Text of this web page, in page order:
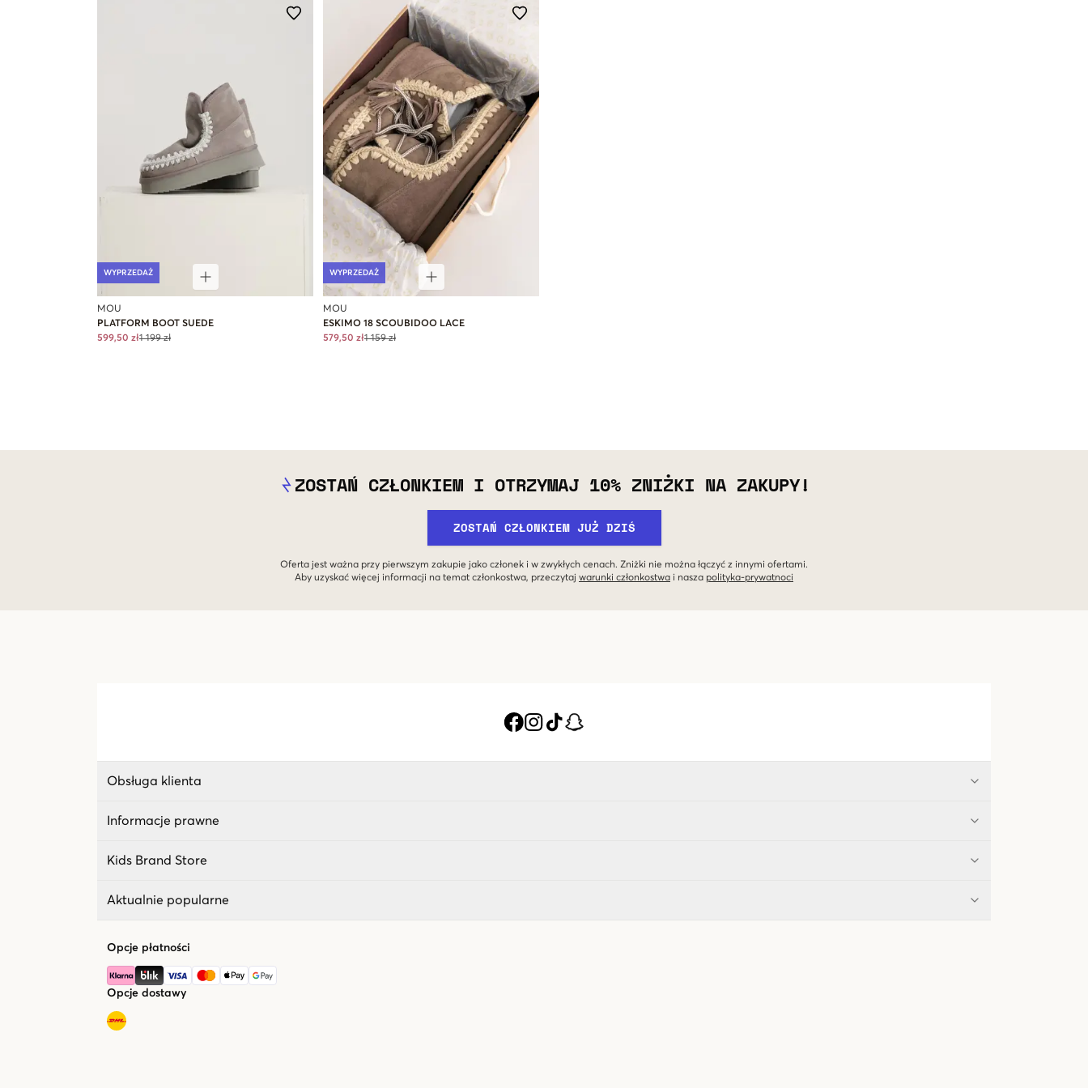
WYPRZEDAŻ
MOU
PLATFORM BOOT SUEDE
599,50 zł1 199 zł
WYPRZEDAŻ
MOU
ESKIMO 18 SCOUBIDOO LACE
579,50 zł1 159 zł
ZOSTAŃ CZŁONKIEM I OTRZYMAJ 10% ZNIŻKI NA ZAKUPY!
ZOSTAŃ CZŁONKIEM JUŻ DZIŚ
Oferta jest ważna przy pierwszym zakupie jako członek i w zwykłych cenach. Zniżki nie można łączyć z innymi ofertami.
Aby uzyskać więcej informacji na temat członkostwa, przeczytaj warunki członkostwa i nasza polityka-prywatnoci
Obsługa klienta
Informacje prawne
Kids Brand Store
Aktualnie popularne
Opcje płatności
Opcje dostawy